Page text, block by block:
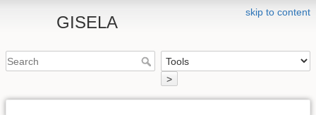
skip to content
GISELA
>